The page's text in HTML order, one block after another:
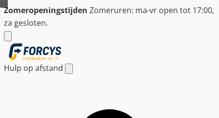
Ga
naar
de
inhoud
Zomeropeningstijden Zomeruren: ma-vr open tot 17:00,
za gesloten.
Hulp op afstand